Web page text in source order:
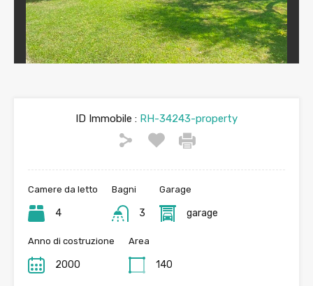
Previous Next
ID Immobile : RH-34243-property
Camere da letto
4
Bagni
3
Garage
garage
Anno di costruzione
2000
Area
140